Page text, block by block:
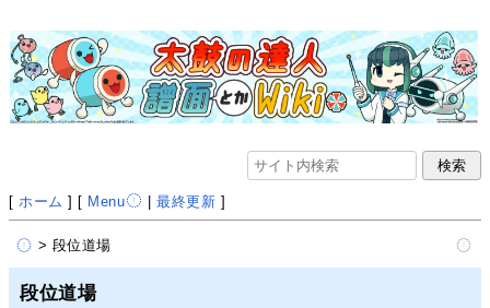
[ ホーム ] [ Menu |最終更新 ]
> 段位道場
段位道場